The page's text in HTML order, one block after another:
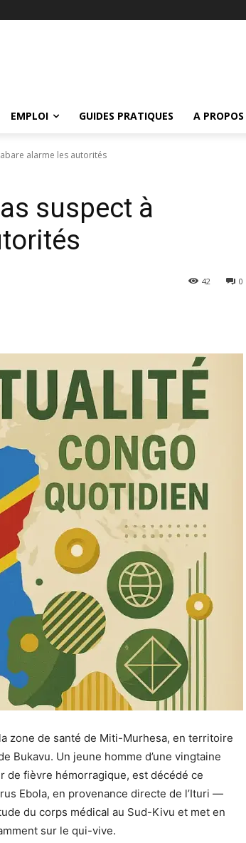
EMPLOI GUIDES PRATIQUES A PROPOS
alarme les autorités
suspect à
0
42
zone de santé de Miti-Murhesa, en territoire
Bukavu. Un jeune homme d’une vingtaine
de fièvre hémorragique, est décédé ce
Ebola, en provenance directe de l’Ituri —
du corps médical au Sud-Kivu et met en
sur le qui-vive.